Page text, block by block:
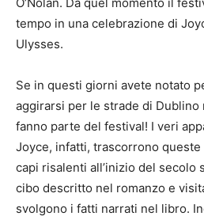
tempo in una celebrazione di
Ulysses.
Se in questi giorni avete notato
aggirarsi per le strade di Dublino
fanno parte del festival! I veri
Joyce, infatti, trascorrono
capi risalenti all’inizio del secolo
cibo descritto nel romanzo e
svolgono i fatti narrati nel libro.